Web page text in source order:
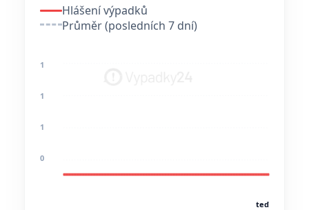
Hlášení výpadků
Průměr (posledních 7 dní)
1
1
1
0
teď